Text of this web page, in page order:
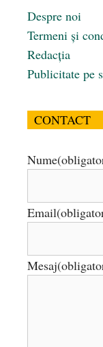
Despre noi
Termeni și
Redacția
Publicitate pe
CONTACT
Nume
Email
Mesaj